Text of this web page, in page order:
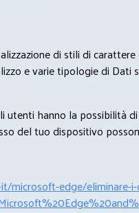
di stili di
e varie tipologie di
utenti hanno la possibilità
del tuo dispositivo
edge/eliminare-